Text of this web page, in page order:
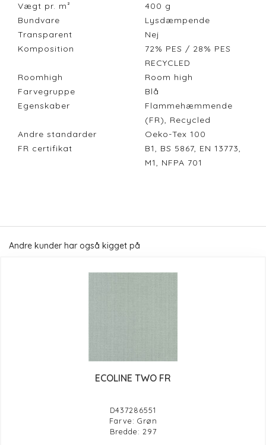
Vægt pr. m²
400 g
Bundvare
Lysdæmpende
Transparent
Nej
Komposition
72% PES / 28% PES
RECYCLED
Roomhigh
Room high
Farvegruppe
Blå
Egenskaber
Flammehæmmende
(FR), Recycled
Andre standarder
Oeko-Tex 100
FR certifikat
B1, BS 5867, EN 13773,
M1, NFPA 701
Andre kunder har også kigget på
ECOLINE TWO FR
D437286551
Farve: Grøn
Bredde: 297